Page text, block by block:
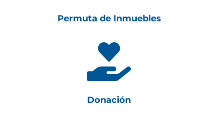
Permuta de Inmuebles

Donación